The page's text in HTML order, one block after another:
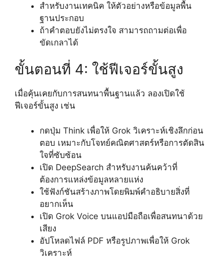
สำหรับงานเทคนิค ให้ตัวอย่างหรือข้อมูลพื้น
ฐานประกอบ
ถ้าคำตอบยังไม่ตรงใจ สามารถถามต่อเพื่อ
ขัดเกลาได้
ขั้นตอนที่ 4: ใช้ฟีเจอร์ขั้นสูง
เมื่อคุ้นเคยกับการสนทนาพื้นฐานแล้ว ลองเปิดใช้
ฟีเจอร์ขั้นสูง เช่น
กดปุ่ม Think เพื่อให้ Grok วิเคราะห์เชิงลึกก่อน
ตอบ เหมาะกับโจทย์คณิตศาสตร์หรือการตัดสิน
ใจที่ซับซ้อน
เปิด DeepSearch สำหรับงานค้นคว้าที่
ต้องการแหล่งข้อมูลหลายแห่ง
ใช้ฟังก์ชันสร้างภาพโดยพิมพ์คำอธิบายสิ่งที่
อยากเห็น
เปิด Grok Voice บนแอปมือถือเพื่อสนทนาด้วย
เสียง
อัปโหลดไฟล์ PDF หรือรูปภาพเพื่อให้ Grok
วิเคราะห์